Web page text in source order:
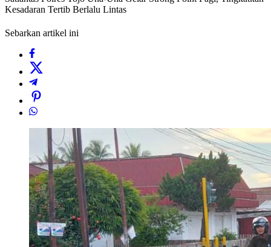
Kesadaran Tertib Berlalu Lintas
Sebarkan artikel ini